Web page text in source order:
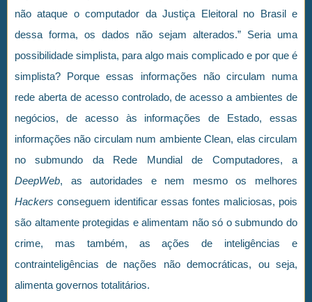
não ataque o computador da Justiça Eleitoral no Brasil e
dessa forma, os dados não sejam alterados.” Seria uma
possibilidade simplista, para algo mais complicado e por que é
simplista? Porque essas informações não circulam numa
rede aberta de acesso controlado, de acesso a ambientes de
negócios, de acesso às informações de Estado, essas
informações não circulam num ambiente Clean, elas circulam
no submundo da Rede Mundial de Computadores, a
DeepWeb, as autoridades e nem mesmo os melhores
Hackers conseguem identificar essas fontes maliciosas, pois
são altamente protegidas e alimentam não só o submundo do
crime, mas também, as ações de inteligências e
contrainteligências de nações não democráticas, ou seja,
alimenta governos totalitários.